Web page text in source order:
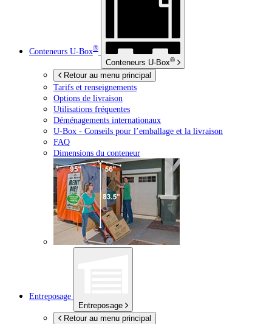
Conteneurs U-Box®
Conteneurs U-Box®
Retour au menu principal
Tarifs et renseignements
Options de livraison
Utilisations fréquentes
Déménagements internationaux
U-Box - Conseils pour l’emballage et la livraison
FAQ
Dimensions du conteneur
Entreposage
Entreposage
Retour au menu principal